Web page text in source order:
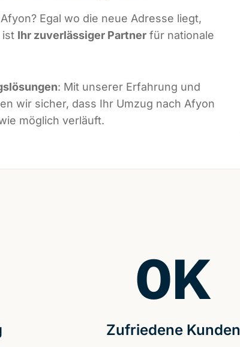
Egal wo die neue Adresse liegt,
ist Ihr zuverlässiger Partner für nationale
: Mit unserer Erfahrung und
wir sicher, dass Ihr Umzug nach Afyon
möglich verläuft.
Zufriedene Kunden
0K